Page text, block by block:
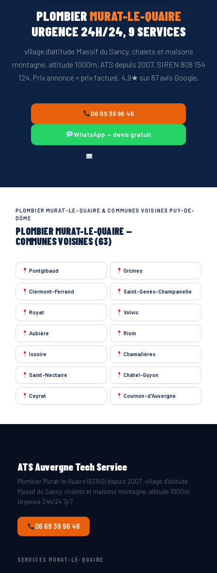
PLOMBIER MURAT-LE-QUAIRE
URGENCE 24H/24, 9 SERVICES
village d'altitude Massif du Sancy, chalets et maisons
montagne, altitude 1000m. ATS depuis 2007. SIREN 808 154
124. Prix annoncé = prix facturé. 4.9★ sur 87 avis Google.
06 69 39 96 46
WhatsApp — devis gratuit
PLOMBIER MURAT-LE-QUAIRE & COMMUNES VOISINES PUY-DE-
DÔME
PLOMBIER MURAT-LE-QUAIRE —
COMMUNES VOISINES (63)
Pontgibaud Orcines
Clermont-Ferrand Saint-Genès-Champanelle
Royat Volvic
Aubière Riom
Issoire Chamalières
Saint-Nectaire Châtel-Guyon
Ceyrat Cournon-d'Auvergne
ATS Auvergne Tech Service
Plombier Murat-le-Quaire (63150) depuis 2007. village d'altitude
Massif du Sancy, chalets et maisons montagne, altitude 1000m.
Urgence 24h/24 7j/7.
06 69 39 96 46
SERVICES MURAT-LE-QUAIRE